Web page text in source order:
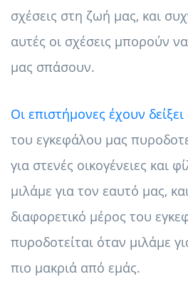
σχέσεις στη ζωή μας, και
αυτές οι σχέσεις μπορούν
μας σπάσουν.
Οι επιστήμονες έχουν δείξει
του εγκεφάλου μας
για στενές οικογένειες και
μιλάμε για τον εαυτό μας,
διαφορετικό μέρος του
πυροδοτείται όταν μιλάμε
πιο μακριά από εμάς.